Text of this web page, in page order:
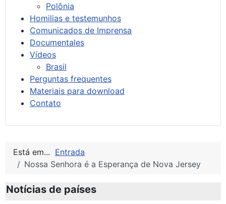
Polônia
Homilias e testemunhos
Comunicados de Imprensa
Documentales
Vídeos
Brasil
Perguntas frequentes
Materiais para download
Contato
Está em... Entrada
Nossa Senhora é a Esperança de Nova Jersey
Notícias de países